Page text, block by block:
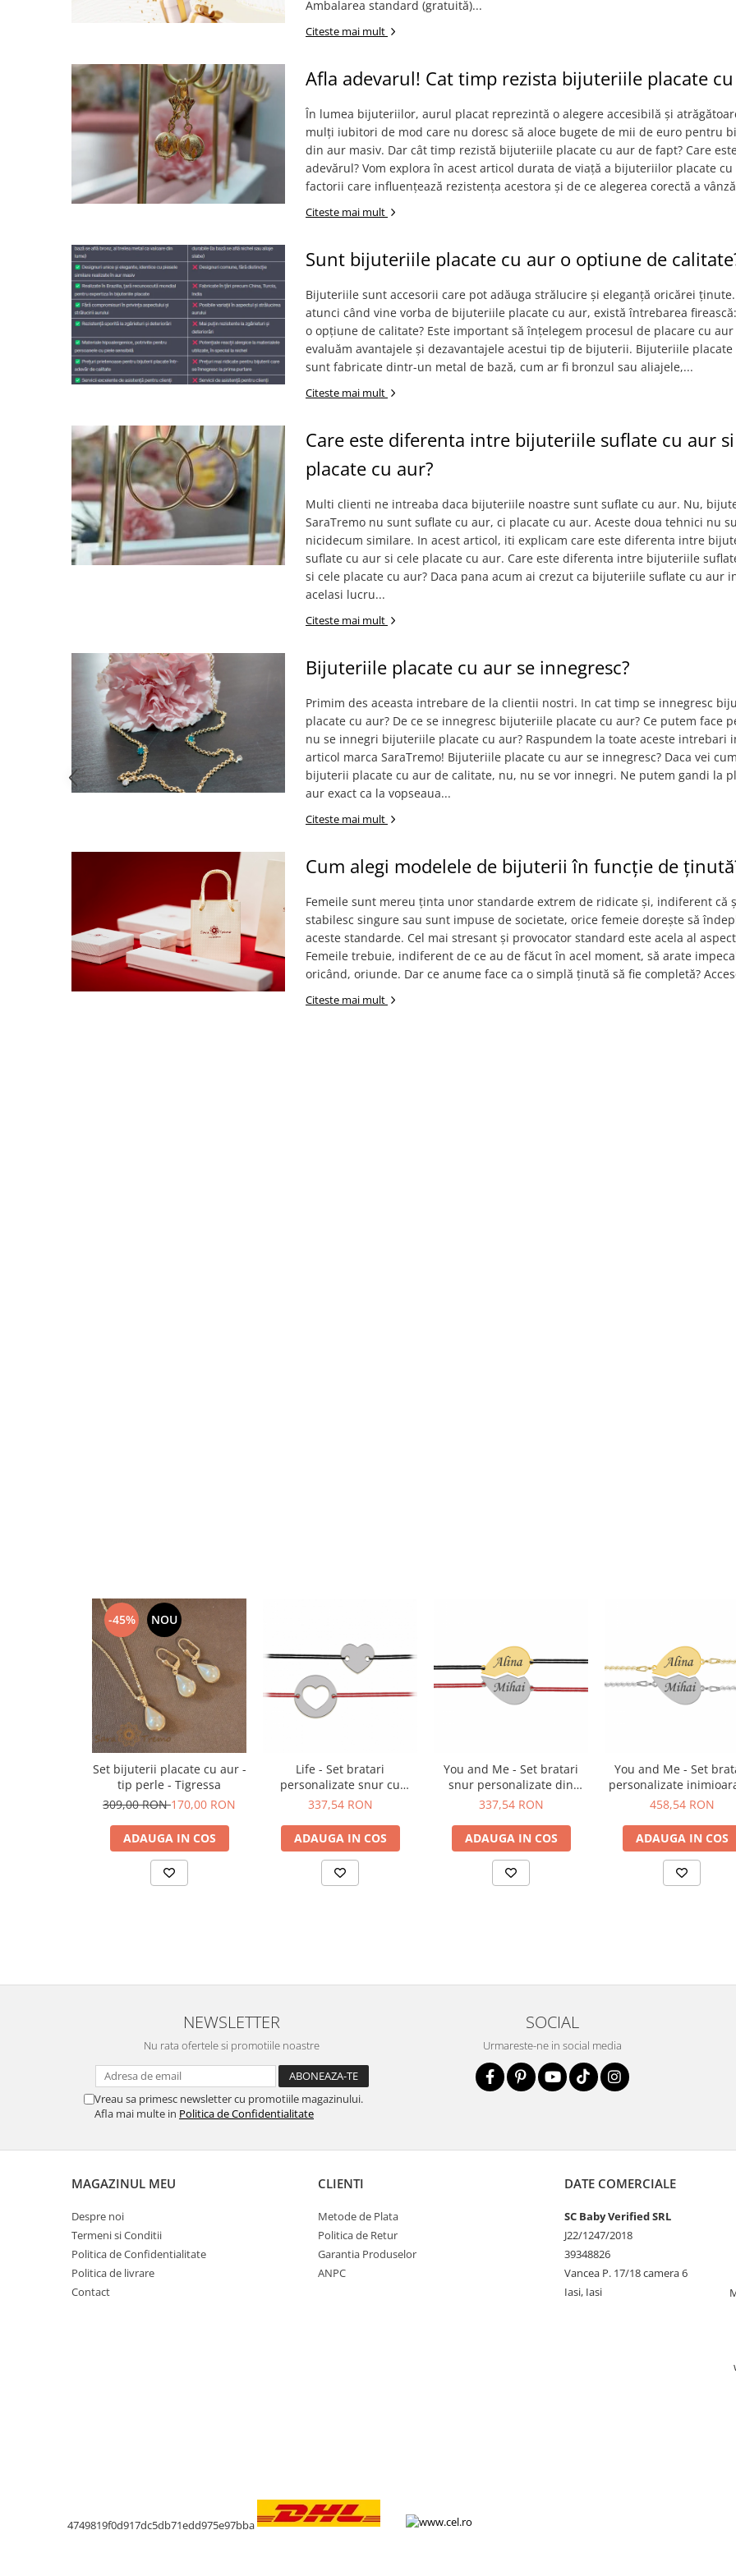
Bijuterii din argint placate cu aur
Ambalarea standard (gratuită)...
Citeste mai mult
Afla adevarul! Cat timp rezista bijuteriile placate
În lumea bijuteriilor, aurul placat reprezintă o alegere accesibilă și
mulți iubitori de mod care nu doresc să aloce bugete de mii de euro pentru
din aur masiv. Dar cât timp rezistă bijuteriile placate cu aur de fapt? Care
adevărul? Vom explora în acest articol durata de viață a bijuteriilor placate cu
factorii care influențează rezistența acestora și de ce alegerea corectă a
Citeste mai mult
Sunt bijuteriile placate cu aur o optiune de
Bijuteriile sunt accesorii care pot adăuga strălucire și eleganță oricărei
atunci când vine vorba de bijuteriile placate cu aur, există întrebarea
o opțiune de calitate? Este important să înțelegem procesul de placare cu aur
evaluăm avantajele și dezavantajele acestui tip de bijuterii. Bijuteriile placate
sunt fabricate dintr-un metal de bază, cum ar fi bronzul sau aliajele,...
Citeste mai mult
Care este diferenta intre bijuteriile suflate cu aur
placate cu aur?
Multi clienti ne intreaba daca bijuteriile noastre sunt suflate cu aur. Nu,
SaraTremo nu sunt suflate cu aur, ci placate cu aur. Aceste doua tehnici nu
nicidecum similare. In acest articol, iti explicam care este diferenta intre
suflate cu aur si cele placate cu aur. Care este diferenta intre bijuteriile
si cele placate cu aur? Daca pana acum ai crezut ca bijuteriile suflate cu aur
acelasi lucru...
Citeste mai mult
Bijuteriile placate cu aur se innegresc?
Primim des aceasta intrebare de la clientii nostri. In cat timp se innegresc
placate cu aur? De ce se innegresc bijuteriile placate cu aur? Ce putem face
nu se innegri bijuteriile placate cu aur? Raspundem la toate aceste intrebari
articol marca SaraTremo! Bijuteriile placate cu aur se innegresc? Daca vei
bijuterii placate cu aur de calitate, nu, nu se vor innegri. Ne putem gandi la
aur exact ca la vopseaua...
Citeste mai mult
Cum alegi modelele de bijuterii în funcție de
Femeile sunt mereu ținta unor standarde extrem de ridicate și, indiferent că
stabilesc singure sau sunt impuse de societate, orice femeie dorește să
aceste standarde. Cel mai stresant și provocator standard este acela al
Femeile trebuie, indiferent de ce au de făcut în acel moment, să arate
oricând, oriunde. Dar ce anume face ca o simplă ținută să fie completă?
Citeste mai mult
-45% NOU
Set bijuterii placate cu aur -
tip perle - Tigressa
309,00 RON170,00 RON
ADAUGA IN COS
Life - Set bratari
personalizate snur cu
banut si inima cu nume din
337,54 RON
ADAUGA IN COS
You and Me - Set bratari
snur personalizate din
argint inimioara pentru
337,54 RON
ADAUGA IN COS
You and Me - Set
personalizate
nume pentru cuplu
458,54 RON
ADAUGA IN COS
NEWSLETTER
Nu rata ofertele si promotiile noastre
Vreau sa primesc newsletter cu promotiile magazinului.
Afla mai multe in Politica de Confidentialitate
SOCIAL
Urmareste-ne in social media
MAGAZINUL MEU
Despre noi
Termeni si Conditii
Politica de Confidentialitate
Politica de livrare
Contact
CLIENTI
Metode de Plata
Politica de Retur
Garantia Produselor
ANPC
DATE COMERCIALE
SC Baby Verified SRL
J22/1247/2018
39348826
Vancea P. 17/18 camera 6
Iasi, Iasi
4749819f0d917dc5db71edd975e97bba